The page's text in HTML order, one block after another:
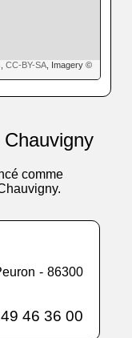
CC-BY-SA , Imagery ©
comme
- 86300
46 36 00